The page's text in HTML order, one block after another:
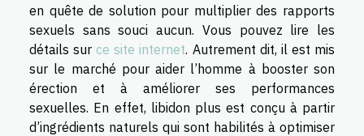
en quête de solution pour multiplier des rapports
sexuels sans souci aucun. Vous pouvez lire les
détails surce site internet. Autrement dit, il est mis
sur le marché pour aider l’homme à booster son
érection et à améliorer ses performances
sexuelles. En effet, libidon plus est conçu à partir
d’ingrédients naturels qui sont habilités à optimiser